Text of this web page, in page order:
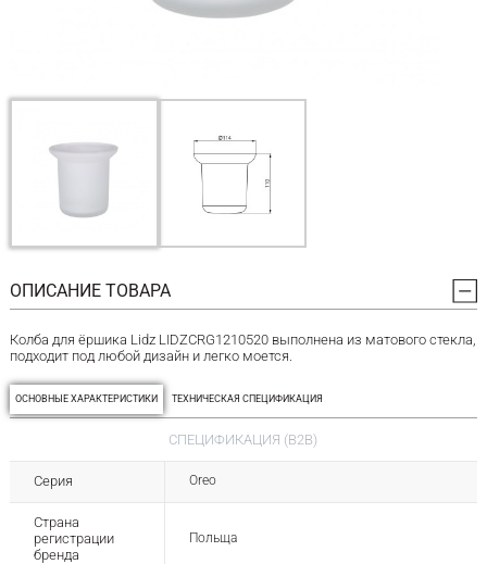
ОПИСАНИЕ ТОВАРА
Колба для ёршика Lidz LIDZCRG1210520 выполнена из матового стекла,
подходит под любой дизайн и легко моется.
ОСНОВНЫЕ ХАРАКТЕРИСТИКИ ТЕХНИЧЕСКАЯ СПЕЦИФИКАЦИЯ
СПЕЦИФИКАЦИЯ (B2B)
Серия Oreo
Страна
регистрации
бренда
Польща